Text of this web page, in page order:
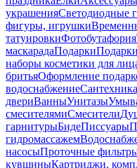
украшенияСветодиодные
фигуры, игрушки
татуировкиФотобутафория
маскарадаПодарки
наборы косметики для
бритьяОформление
водоснабжениеСантехника
двериВанныУнитазы
смесителямиСмесители
гарнитурыБидеПиссуары
гидромассажем
насосыПроточные
кувшиныКартриджи,